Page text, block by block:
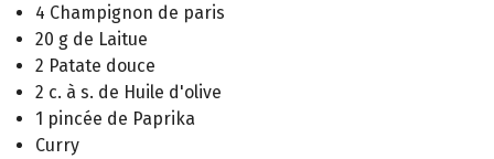
4 Champignon de paris
20 g de Laitue
2 Patate douce
2 c. à s. de Huile d'olive
1 pincée de Paprika
Curry